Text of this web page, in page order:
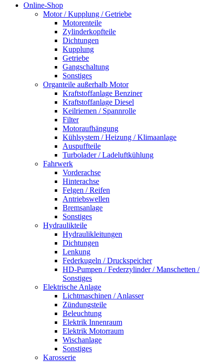
Online-Shop
Motor / Kupplung / Getriebe
Motorenteile
Zylinderkopfteile
Dichtungen
Kupplung
Getriebe
Gangschaltung
Sonstiges
Organteile außerhalb Motor
Kraftstoffanlage Benziner
Kraftstoffanlage Diesel
Keilriemen / Spannrolle
Filter
Motoraufhängung
Kühlsystem / Heizung / Klimaanlage
Auspuffteile
Turbolader / Ladeluftkühlung
Fahrwerk
Vorderachse
Hinterachse
Felgen / Reifen
Antriebswellen
Bremsanlage
Sonstiges
Hydraulikteile
Hydraulikleitungen
Dichtungen
Lenkung
Federkugeln / Druckspeicher
HD-Pumpen / Federzylinder / Manschetten /
Sonstiges
Elektrische Anlage
Lichtmaschinen / Anlasser
Zündungsteile
Beleuchtung
Elektrik Innenraum
Elektrik Motorraum
Wischanlage
Sonstiges
Karosserie